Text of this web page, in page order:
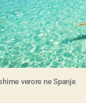
verore neSpanje